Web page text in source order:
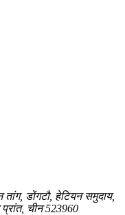
डोंगटौ, हेटियन समुदाय,
चीन 523960